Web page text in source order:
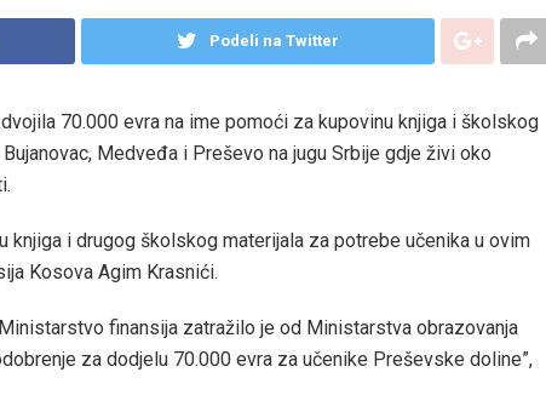
Podeli na Twitter
70.000 evra na ime pomoći za kupovinu knjiga i školskog
Medveđa i Preševo na jugu Srbije gdje živi oko
i drugog školskog materijala za potrebe učenika u ovim
Kosova Agim Krasnići.
finansija zatražilo je od Ministarstva obrazovanja
za dodjelu 70.000 evra za učenike Preševske doline”,